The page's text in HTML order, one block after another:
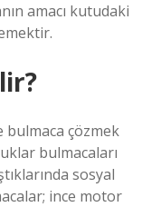
amacı kutudaki
bulmaca çözmek
bulmacaları
sosyal
ince motor